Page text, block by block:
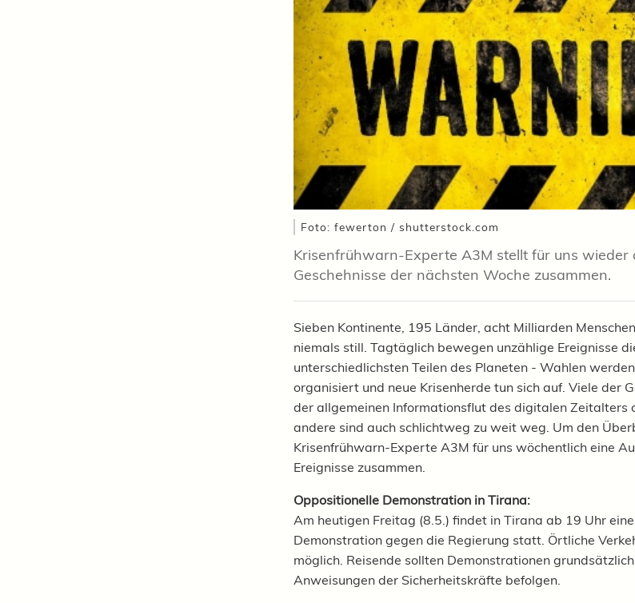
Foto: fewerton / shutterstock.com
Krisenfrühwarn-Experte A3M stellt für uns wieder
Geschehnisse der nächsten Woche zusammen.
Sieben Kontinente, 195 Länder, acht Milliarden
niemals still. Tagtäglich bewegen unzählige Ereignisse
unterschiedlichsten Teilen des Planeten - Wahlen
organisiert und neue Krisenherde tun sich auf. Viele der
der allgemeinen Informationsflut des digitalen Zeitalters
andere sind auch schlichtweg zu weit weg. Um den
Krisenfrühwarn-Experte A3M für uns wöchentlich eine
Ereignisse zusammen.
Oppositionelle Demonstration in Tirana:
Am heutigen Freitag (8.5.) findet in Tirana ab 19 Uhr
Demonstration gegen die Regierung statt. Örtliche
möglich. Reisende sollten Demonstrationen
Anweisungen der Sicherheitskräfte befolgen.